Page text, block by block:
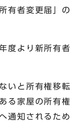
有者変更届」の
度より新所有者
いと所有権移転
る家屋の所有権
通知されるため